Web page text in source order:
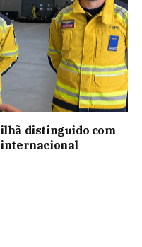
distinguido com
internacional